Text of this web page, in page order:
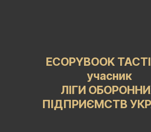
ECOPYBOOK
учасник
ЛІГИ
ПІДПРИЄМСТВ